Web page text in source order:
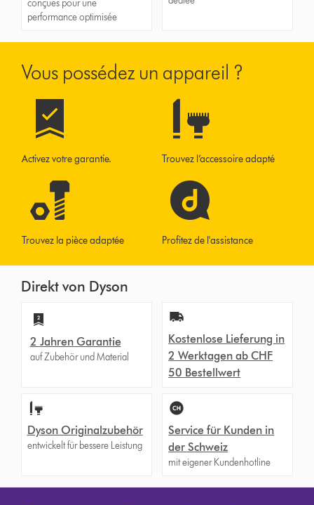
conçues pour une
performance optimisée
Vous possédez un appareil ?
Activez votre garantie. Trouvez l’accessoire adapté
Trouvez la pièce adaptée Profitez de l'assistance
Direkt von Dyson
2 Jahren Garantie
auf Zubehör und Material
Kostenlose Lieferung in
2 Werktagen ab CHF
50 Bestellwert
Dyson Originalzubehör
entwickelt für bessere Leistung
Service für Kunden in
der Schweiz
mit eigener Kundenhotline